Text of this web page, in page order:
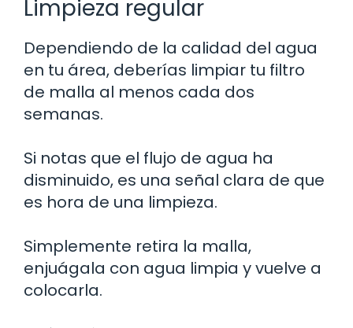
Limpieza regular
Dependiendo de la calidad del agua
en tu área, deberías limpiar tu filtro
de malla al menos cada dos
semanas.
Si notas que el flujo de agua ha
disminuido, es una señal clara de que
es hora de una limpieza.
Simplemente retira la malla,
enjuágala con agua limpia y vuelve a
colocarla.